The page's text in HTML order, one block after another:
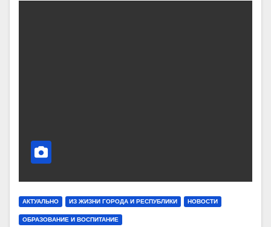
АКТУАЛЬНО ИЗ ЖИЗНИ ГОРОДА И РЕСПУБЛИКИ НОВОСТИ
ОБРАЗОВАНИЕ И ВОСПИТАНИЕ